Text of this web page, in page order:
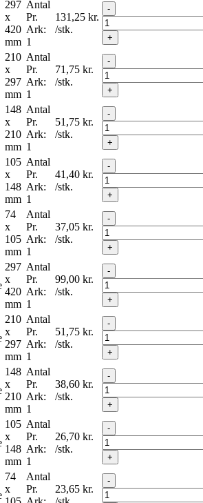
297
x
420
mm
Antal
Pr.
Ark:
1
131,25 kr.
/stk.
-
+
210
x
297
mm
Antal
Pr.
Ark:
1
71,75 kr.
/stk.
-
+
148
x
210
mm
Antal
Pr.
Ark:
1
51,75 kr.
/stk.
-
+
105
x
148
mm
Antal
Pr.
Ark:
1
41,40 kr.
/stk.
-
+
74
x
105
mm
Antal
Pr.
Ark:
1
37,05 kr.
/stk.
-
+
297
x
420
mm
Antal
Pr.
Ark:
1
99,00 kr.
/stk.
-
+
210
x
297
mm
Antal
Pr.
Ark:
1
51,75 kr.
/stk.
-
+
148
x
210
mm
Antal
Pr.
Ark:
1
38,60 kr.
/stk.
-
+
105
x
148
mm
Antal
Pr.
Ark:
1
26,70 kr.
/stk.
-
+
74
x
Antal
Pr.
23,65 kr.
-